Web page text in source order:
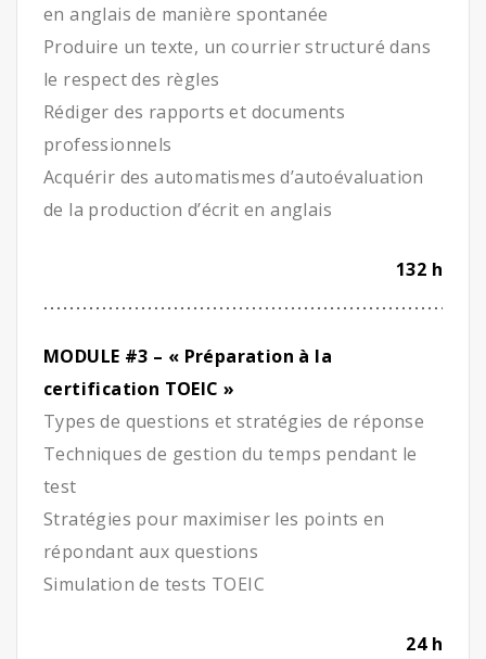
en anglais de manière spontanée
Produire un texte, un courrier structuré dans
le respect des règles
Rédiger des rapports et documents
professionnels
Acquérir des automatismes d’autoévaluation
de la production d’écrit en anglais
132 h
MODULE #3 – « Préparation à la
certification TOEIC »
Types de questions et stratégies de réponse
Techniques de gestion du temps pendant le
test
Stratégies pour maximiser les points en
répondant aux questions
Simulation de tests TOEIC
24 h